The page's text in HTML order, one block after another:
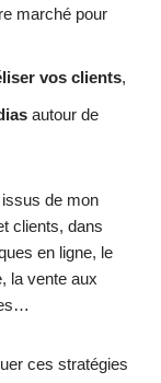
marché pour
vos clients,
autour de
de mon
clients, dans
en ligne, le
la vente aux
ces stratégies